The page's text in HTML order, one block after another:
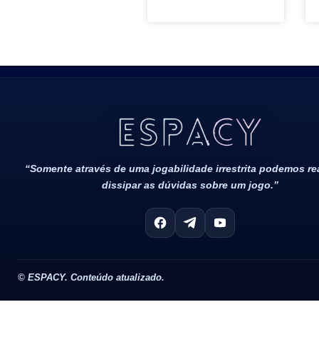
“Somente através de uma jogabilidade irrestrita podemos
dissipar as dúvidas sobre um jogo.”
© ESPACY. Conteúdo atualizado.